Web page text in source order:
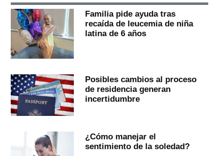
Familia pide ayuda tras
recaída de leucemia de niña
latina de 6 años
Posibles cambios al proceso
de residencia generan
incertidumbre
¿Cómo manejar el
sentimiento de la soledad?